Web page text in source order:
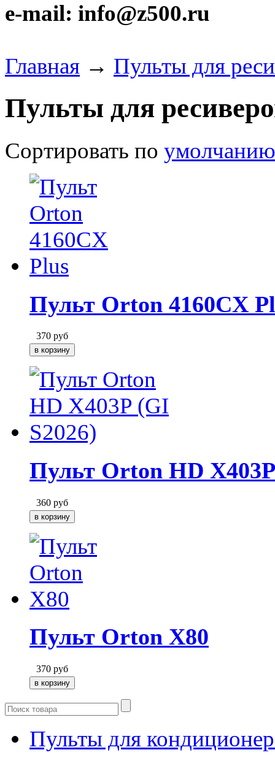
e-mail: info@z500.ru
Главная → Пульты для
Пульты для
Сортировать по умолчанию
Пульт Orton 4160CX
370 руб
Пульт Orton HD
360 руб
Пульт Orton X80
370 руб
Пульты для